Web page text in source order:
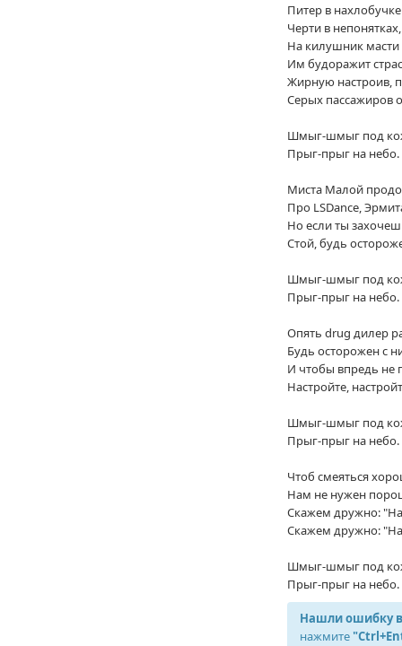
Питер в
Черти в
На килушник масти
Им будоражит
Жирную настроив,
Серых пассажиров
Шмыг-шмыг под
Прыг-прыг на небо.
Миста Малой
Про LSDance,
Но если ты
Стой, будь
Шмыг-шмыг под
Прыг-прыг на небо.
Опять drug дилер
Будь осторожен с
И чтобы впредь не
Настройте,
Шмыг-шмыг под
Прыг-прыг на небо.
Чтоб смеяться
Нам не нужен
Скажем дружно:
Скажем дружно:
Шмыг-шмыг под
Прыг-прыг на небо.
Нашли ошибку в
нажмите